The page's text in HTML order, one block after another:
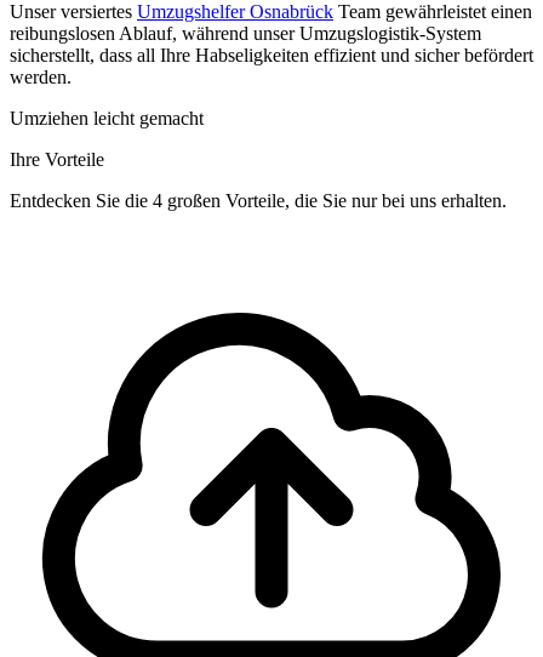
Unser versiertes Umzugshelfer Osnabrück Team gewährleistet einen
reibungslosen Ablauf, während unser Umzugslogistik-System
sicherstellt, dass all Ihre Habseligkeiten effizient und sicher befördert
werden.
Umziehen leicht gemacht
Ihre Vorteile
Entdecken Sie die 4 großen Vorteile, die Sie nur bei uns erhalten.